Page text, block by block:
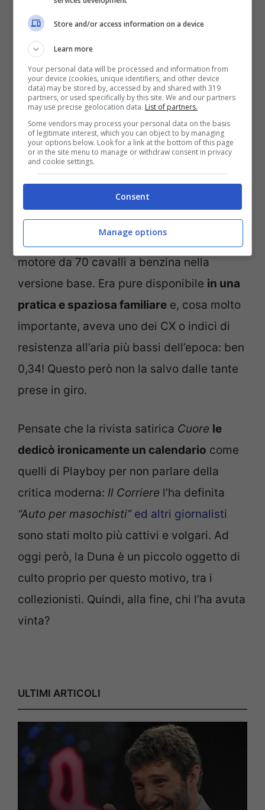
La FIAT Duna viene considerata una delle più brutte auto
mai viste! (Stellantis Press Media) – Ladra di Biciclette.it
Lunga circa quattro metri e prodotta tra il
1985 ed il 2000 – quest’ultima data vale
per i mercati esteri – l’auto montava un
motore da 70 cavalli a benzina nella
versione base. Era pure disponibile in una
pratica e spaziosa familiare e, cosa molto
importante, aveva uno dei CX o indici di
resistenza all’aria più bassi dell’epoca: ben
0,34! Questo però non la salvo dalle tante
prese in giro.
Pensate che la rivista satirica Cuore le
dedicò ironicamente un calendario come
quelli di Playboy per non parlare della
critica moderna: Il Corriere l’ha definita
“Auto per masochisti” ed altri giornalisti
sono stati molto più cattivi e volgari. Ad
oggi però, la Duna è un piccolo oggetto di
culto proprio per questo motivo, tra i
collezionisti. Quindi, alla fine, chi l’ha avuta
vinta?
ULTIMI ARTICOLI
Store and/or access information on a device
Learn more
Your personal data will be processed and information from
your device (cookies, unique identifiers, and other device
data) may be stored by, accessed by and shared with 319
partners, or used specifically by this site. We and our partners
may use precise geolocation data. List of partners.
Some vendors may process your personal data on the basis
of legitimate interest, which you can object to by managing
your options below. Look for a link at the bottom of this page
or in the site menu to manage or withdraw consent in privacy
and cookie settings.
Consent
Manage options